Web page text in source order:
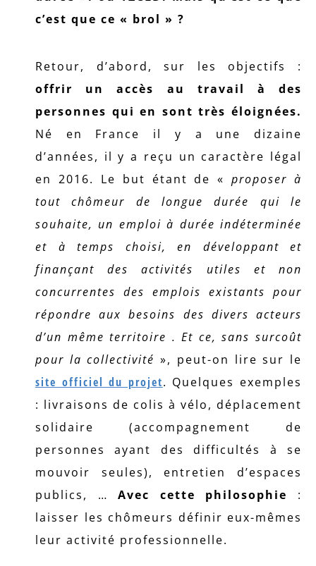
c’est que ce « brol » ?
Retour, d’abord, sur les objectifs :
offrir un accès au travail à des
personnes qui en sont très éloignées.
Né en France il y a une dizaine
d’années, il y a reçu un caractère légal
en 2016. Le but étant de «proposer à
tout chômeur de longue durée qui le
souhaite, un emploi à durée indéterminée
et à temps choisi, en développant et
finançant des activités utiles et non
concurrentes des emplois existants pour
répondre aux besoins des divers acteurs
d’un même territoire . Et ce,sans surcoût
pour la collectivité », peut-on lire sur le
site officiel du projet. Quelques exemples
: livraisons de colis à vélo, déplacement
solidaire (accompagnement de
personnes ayant des difficultés à se
mouvoir seules), entretien d’espaces
publics, …Avec cette philosophie
:
laisser les chômeurs définir eux-mêmes
leur activité professionnelle.